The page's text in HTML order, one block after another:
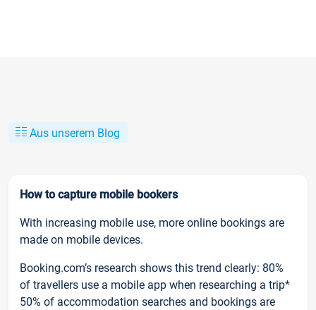
Aus unserem Blog
How to capture mobile bookers
With increasing mobile use, more online bookings are
made on mobile devices.
Booking.com’s research shows this trend clearly: 80%
of travellers use a mobile app when researching a trip*
50% of accommodation searches and bookings are